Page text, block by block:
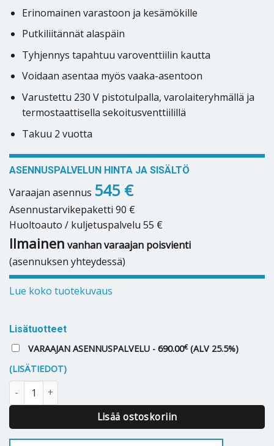
Erinomainen varastoon ja kesämökille
Putkiliitännät alaspäin
Tyhjennys tapahtuu varoventtiilin kautta
Voidaan asentaa myös vaaka-asentoon
Varustettu 230 V pistotulpalla, varolaiteryhmällä ja
termostaattisella sekoitusventtiilillä
Takuu 2 vuotta
ASENNUSPALVELUN HINTA JA SISÄLTÖ
Varaajan asennus 545 €
Asennustarvikepaketti 90 €
Huoltoauto / kuljetuspalvelu 55 €
Ilmainen vanhan varaajan poisvienti
(asennuksen yhteydessä)
Lue koko tuotekuvaus
Lisätuotteet
VARAAJAN ASENNUSPALVELU - 690.00€ (ALV 25.5%)
(LISÄTIEDOT)
Lämminvesivaraaja Nemi 100L seinämalli määrä
Lisää ostoskoriin